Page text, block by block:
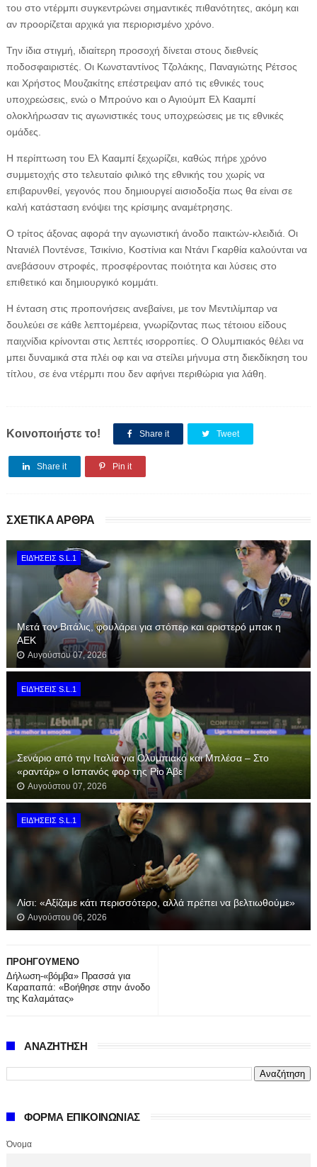
του στο ντέρμπι συγκεντρώνει σημαντικές πιθανότητες, ακόμη και
αν προορίζεται αρχικά για περιορισμένο χρόνο.
Την ίδια στιγμή, ιδιαίτερη προσοχή δίνεται στους διεθνείς
ποδοσφαιριστές. Οι Κωνσταντίνος Τζολάκης, Παναγιώτης Ρέτσος
και Χρήστος Μουζακίτης επέστρεψαν από τις εθνικές τους
υποχρεώσεις, ενώ ο Μπρούνο και ο Αγιούμπ Ελ Κααμπί
ολοκλήρωσαν τις αγωνιστικές τους υποχρεώσεις με τις εθνικές
ομάδες.
Η περίπτωση του Ελ Κααμπί ξεχωρίζει, καθώς πήρε χρόνο
συμμετοχής στο τελευταίο φιλικό της εθνικής του χωρίς να
επιβαρυνθεί, γεγονός που δημιουργεί αισιοδοξία πως θα είναι σε
καλή κατάσταση ενόψει της κρίσιμης αναμέτρησης.
Ο τρίτος άξονας αφορά την αγωνιστική άνοδο παικτών-κλειδιά. Οι
Ντανιέλ Ποντένσε, Τσικίνιο, Κοστίνια και Ντάνι Γκαρθία καλούνται να
ανεβάσουν στροφές, προσφέροντας ποιότητα και λύσεις στο
επιθετικό και δημιουργικό κομμάτι.
Η ένταση στις προπονήσεις ανεβαίνει, με τον Μεντιλίμπαρ να
δουλεύει σε κάθε λεπτομέρεια, γνωρίζοντας πως τέτοιου είδους
παιχνίδια κρίνονται στις λεπτές ισορροπίες. Ο Ολυμπιακός θέλει να
μπει δυναμικά στα πλέι οφ και να στείλει μήνυμα στη διεκδίκηση του
τίτλου, σε ένα ντέρμπι που δεν αφήνει περιθώρια για λάθη.
Κοινοποιήστε το! Share it Tweet
Share it Pin it
ΣΧΕΤΙΚΑ ΑΡΘΡΑ
ΕΙΔΉΣΕΙΣ S.L.1
Μετά τον Βιτάλις, φουλάρει για στόπερ και αριστερό μπακ η
ΑΕΚ
Αυγούστου 07, 2026
ΕΙΔΉΣΕΙΣ S.L.1
Σενάριο από την Ιταλία για Ολυμπιακό και Μπλέσα – Στο
«ραντάρ» ο Ισπανός φορ της Ρίο Άβε
Αυγούστου 07, 2026
ΕΙΔΉΣΕΙΣ S.L.1
Λίσι: «Αξίζαμε κάτι περισσότερο, αλλά πρέπει να βελτιωθούμε»
Αυγούστου 06, 2026
ΠΡΟΗΓΟΥΜΕΝΟ
Δήλωση-«βόμβα» Πρασσά για
Καραπαπά: «Βοήθησε στην άνοδο
της Καλαμάτας»
ΑΝΑΖΗΤΗΣΗ
ΦΟΡΜΑ ΕΠΙΚΟΙΝΩΝΙΑΣ
Όνομα